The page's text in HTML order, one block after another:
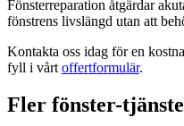
Fönsterreparation åtgärdar
fönstrens livslängd utan att
Kontakta oss idag för en
fyll i vårt offertformulär.
Fler fönster-